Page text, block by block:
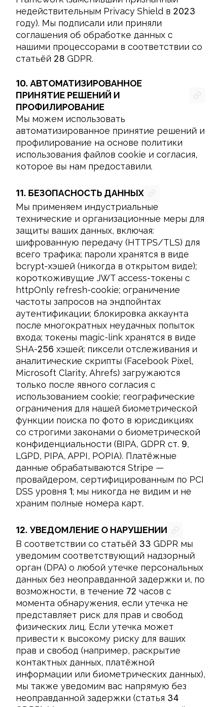
недействительным Privacy Shield в 2023
году). Мы подписали или приняли
соглашения об обработке данных с
нашими процессорами в соответствии со
статьёй 28 GDPR.
10. АВТОМАТИЗИРОВАННОЕ
ПРИНЯТИЕ РЕШЕНИЙ И
ПРОФИЛИРОВАНИЕ
Мы можем использовать
автоматизированное принятие решений и
профилирование на основе политики
использования файлов cookie и согласия,
которое вы нам предоставили.
11. БЕЗОПАСНОСТЬ ДАННЫХ
Мы применяем индустриальные
технические и организационные меры для
защиты ваших данных, включая:
шифрованную передачу (HTTPS/TLS) для
всего трафика; пароли хранятся в виде
bcrypt-хэшей (никогда в открытом виде);
короткоживущие JWT access-токены с
httpOnly refresh-cookie; ограничение
частоты запросов на эндпойнтах
аутентификации; блокировка аккаунта
после многократных неудачных попыток
входа; токены magic-link хранятся в виде
SHA-256 хэшей; пиксели отслеживания и
аналитические скрипты (Facebook Pixel,
Microsoft Clarity, Ahrefs) загружаются
только после явного согласия с
использованием cookie; географические
ограничения для нашей биометрической
функции поиска по фото в юрисдикциях
со строгими законами о биометрической
конфиденциальности (BIPA, GDPR ст. 9,
LGPD, PIPA, APPI, POPIA). Платёжные
данные обрабатываются Stripe —
провайдером, сертифицированным по PCI
DSS уровня 1; мы никогда не видим и не
храним полные номера карт.
12. УВЕДОМЛЕНИЕ О НАРУШЕНИИ
В соответствии со статьёй 33 GDPR мы
уведомим соответствующий надзорный
орган (DPA) о любой утечке персональных
данных без неоправданной задержки и, по
возможности, в течение 72 часов с
момента обнаружения, если утечка не
представляет риск для прав и свобод
физических лиц. Если утечка может
привести к высокому риску для ваших
прав и свобод (например, раскрытие
контактных данных, платёжной
информации или биометрических данных),
мы также уведомим вас напрямую без
неоправданной задержки (статья 34